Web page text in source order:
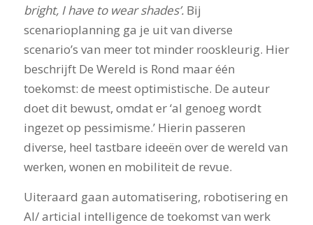
bright, I have to wear shades’. Bij
scenarioplanning ga je uit van diverse
scenario’s van meer tot minder rooskleurig. Hier
beschrijft De Wereld is Rond maar één
toekomst: de meest optimistische. De auteur
doet dit bewust, omdat er ‘al genoeg wordt
ingezet op pessimisme.’ Hierin passeren
diverse, heel tastbare ideeën over de wereld van
werken, wonen en mobiliteit de revue.
Uiteraard gaan automatisering, robotisering en
AI/ articial intelligence de toekomst van werk